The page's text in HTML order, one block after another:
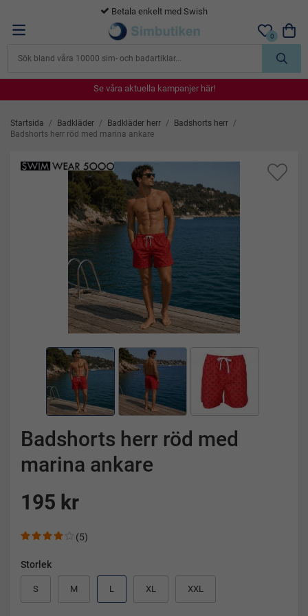
Betala enkelt med Swish
0
Se våra aktuella kampanjer här!
Se våra aktuella kampanjer här!
Se våra aktuella kampanjer här!
Se våra aktuella kampanjer här!
Startsida / Badkläder / Badkläder herr / Badshorts herr /
Badshorts herr röd med marina ankare
Badshorts herr röd med
marina ankare
195 kr
(5)
Storlek
S M L XL XXL